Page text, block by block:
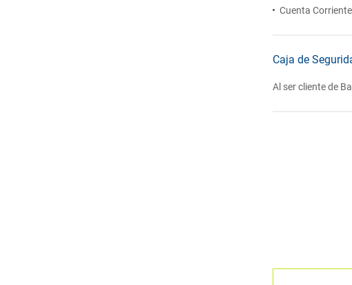
Cuenta
Caja de
Al ser cliente de